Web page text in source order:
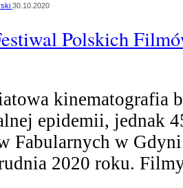
30.10.2020
Polskich
kinematografia
epidemii, jednak
Fabularnych w
2020 roku.